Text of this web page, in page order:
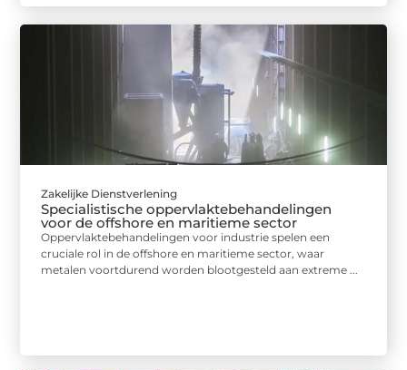
Zakelijke Dienstverlening
Specialistische oppervlaktebehandelingen
voor de offshore en maritieme sector
Oppervlaktebehandelingen voor industrie spelen een
cruciale rol in de offshore en maritieme sector, waar
metalen voortdurend worden blootgesteld aan extreme ...